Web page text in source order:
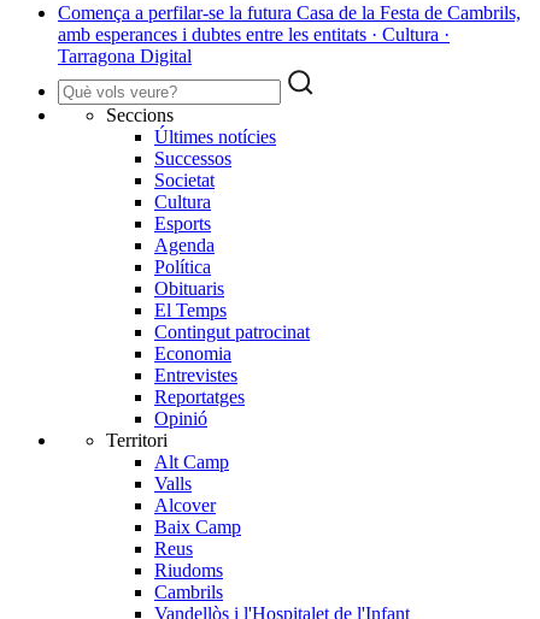
Comença a perfilar-se la futura Casa de la Festa de Cambrils,
amb esperances i dubtes entre les entitats · Cultura ·
Tarragona Digital
Seccions
Últimes notícies
Successos
Societat
Cultura
Esports
Agenda
Política
Obituaris
El Temps
Contingut patrocinat
Economia
Entrevistes
Reportatges
Opinió
Territori
Alt Camp
Valls
Alcover
Baix Camp
Reus
Riudoms
Cambrils
Vandellòs i l'Hospitalet de l'Infant